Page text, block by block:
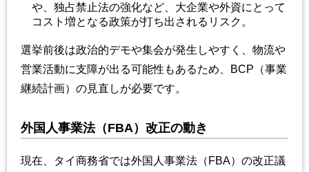
や、独占禁止法の強化など、大企業や外資にとって
コスト増となる政策が打ち出されるリスク。
選挙前後は政治的デモや集会が発生しやすく、物流や
営業活動に支障が出る可能性もあるため、BCP（事業
継続計画）の見直しが必要です。
外国人事業法（FBA）改正の動き
現在、タイ商務省では外国人事業法（FBA）の改正議